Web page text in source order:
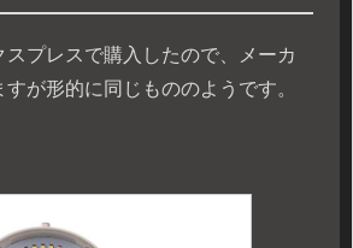
プレスで購入したので、メーカ
が形的に同じもののようです。